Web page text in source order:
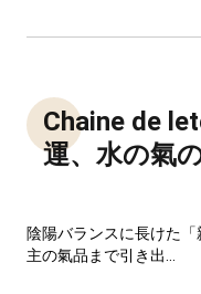
Chaine de
運、水の氣
陰陽バランスに長けた
主の氣品まで引き出...